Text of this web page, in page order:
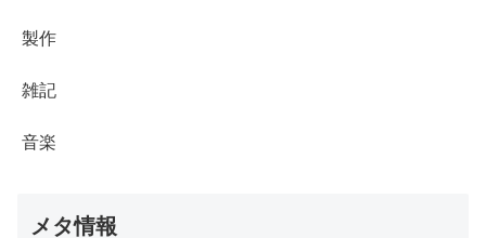
製作
雑記
音楽
メタ情報